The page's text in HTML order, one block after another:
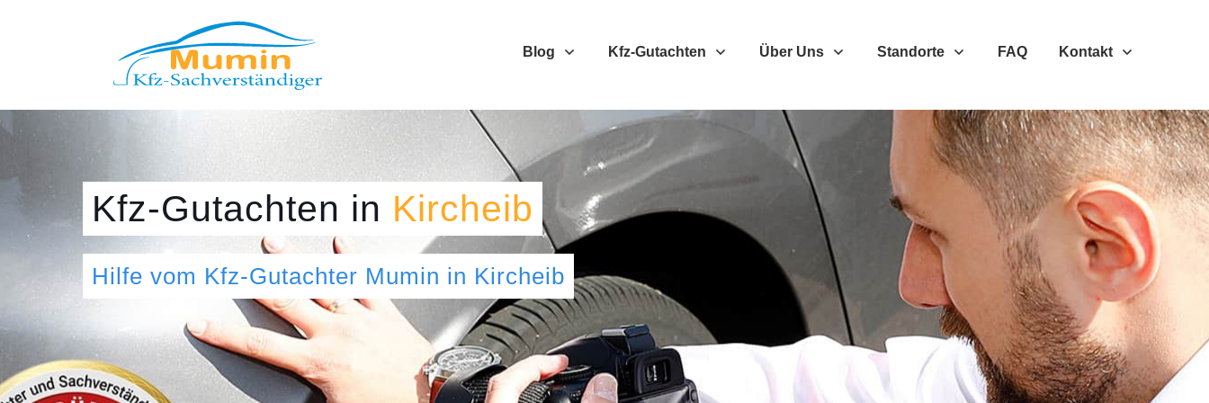
Blog Kfz-Gutachten Über Uns Standorte FAQ Kontakt
Kfz-Gutachten in Kircheib
Hilfe vom Kfz-Gutachter Mumin in Kircheib